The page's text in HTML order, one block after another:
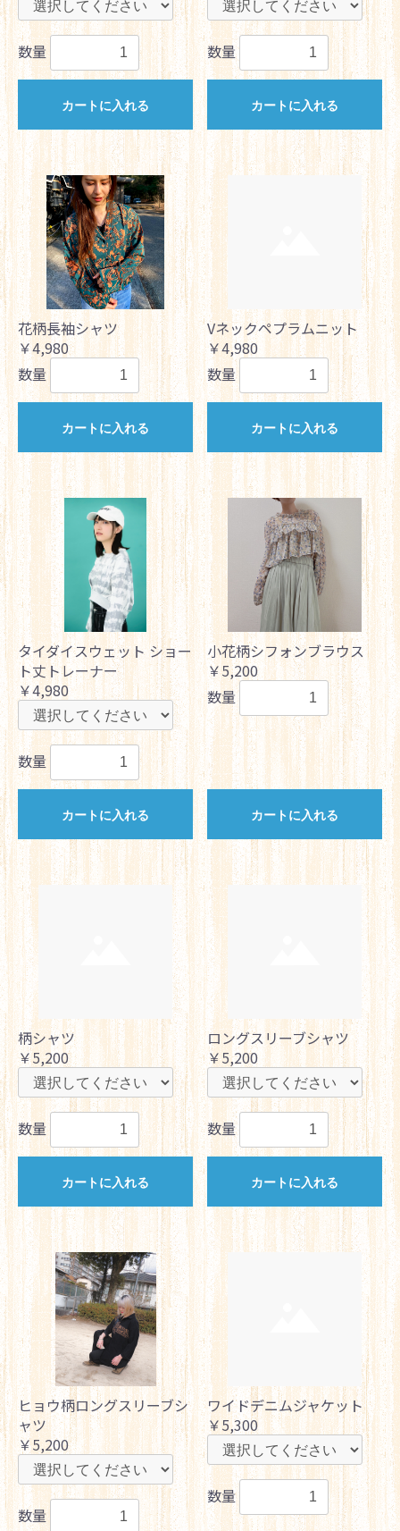
数量
カートに入れる
数量
カートに入れる
花柄長袖シャツ
￥4,980
数量
カートに入れる
Vネックペプラムニット
￥4,980
数量
カートに入れる
タイダイスウェット ショー
ト丈トレーナー
￥4,980
数量
カートに入れる
小花柄シフォンブラウス
￥5,200
数量
カートに入れる
柄シャツ
￥5,200
数量
カートに入れる
ロングスリーブシャツ
￥5,200
数量
カートに入れる
ヒョウ柄ロングスリーブシ
ャツ
￥5,200
数量
ワイドデニムジャケット
￥5,300
数量